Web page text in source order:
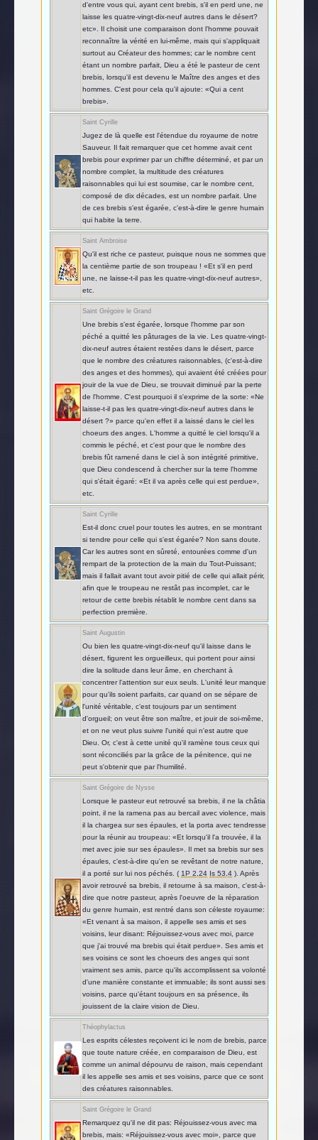
d'entre vous qui, ayant cent brebis, s'il en perd une, ne
laisse les quatre-vingt-dix-neuf autres dans le désert?
etc». Il choisit une comparaison dont l'homme pouvait
reconnaître la vérité en lui-même, mais qui s'appliquait
surtout au Créateur des hommes; car le nombre cent
étant un nombre parfait, Dieu a été le pasteur de cent
brebis, lorsqu'il est devenu le Maître des anges et des
hommes. C'est pour cela qu'il ajoute: «Qui a cent
brebis».
Saint Cyrille
Jugez de là quelle est l'étendue du royaume de notre
Sauveur. Il fait remarquer que cet homme avait cent
brebis pour exprimer par un chiffre déterminé, et par un
nombre complet, la multitude des créatures
raisonnables qui lui est soumise, car le nombre cent,
composé de dix décades, est un nombre parfait. Une
de ces brebis s'est égarée, c'est-à-dire le genre humain
qui habite la terre.
Saint Ambroise
Qu'il est riche ce pasteur, puisque nous ne sommes que
la centième partie de son troupeau ! «Et s'il en perd
une, ne laisse-t-il pas les quatre-vingt-dix-neuf autres»,
etc.
Saint Grégoire le Grand
Une brebis s'est égarée, lorsque l'homme par son
péché a quitté les pâturages de la vie. Les quatre-vingt-
dix-neuf autres étaient restées dans le désert, parce
que le nombre des créatures raisonnables, (c'est-à-dire
des anges et des hommes), qui avaient été créées pour
jouir de la vue de Dieu, se trouvait diminué par la perte
de l'homme. C'est pourquoi il s'exprime de la sorte: «Ne
laisse-t-il pas les quatre-vingt-dix-neuf autres dans le
désert ?» parce qu'en effet il a laissé dans le ciel les
choeurs des anges. L'homme a quitté le ciel lorsqu'il a
commis le péché, et c'est pour que le nombre des
brebis fût ramené dans le ciel à son intégrité primitive,
que Dieu condescend à chercher sur la terre l'homme
qui s'était égaré: «Et il va après celle qui est perdue»,
etc.
Saint Cyrille
Est-il donc cruel pour toutes les autres, en se montrant
si tendre pour celle qui s'est égarée? Non sans doute.
Car les autres sont en sûreté, entourées comme d'un
rempart de la protection de la main du Tout-Puissant;
mais il fallait avant tout avoir pitié de celle qui allait périr,
afin que le troupeau ne restât pas incomplet, car le
retour de cette brebis rétablit le nombre cent dans sa
perfection première.
Saint Augustin
Ou bien les quatre-vingt-dix-neuf qu'il laisse dans le
désert, figurent les orgueilleux, qui portent pour ainsi
dire la solitude dans leur âme, en cherchant à
concentrer l'attention sur eux seuls. L'unité leur manque
pour qu'ils soient parfaits, car quand on se sépare de
l'unité véritable, c'est toujours par un sentiment
d'orgueil; on veut être son maître, et jouir de soi-même,
et on ne veut plus suivre l'unité qui n'est autre que
Dieu. Or, c'est à cette unité qu'il ramène tous ceux qui
sont réconciliés par la grâce de la pénitence, qui ne
peut s'obtenir que par l'humilité.
Saint Grégoire de Nysse
Lorsque le pasteur eut retrouvé sa brebis, il ne la châtia
point, il ne la ramena pas au bercail avec violence, mais
il la chargea sur ses épaules, et la porta avec tendresse
pour la réunir au troupeau: «Et lorsqu'il l'a trouvée, il la
met avec joie sur ses épaules». Il met sa brebis sur ses
épaules, c'est-à-dire qu'en se revêtant de notre nature,
il a porté sur lui nos péchés. ( 1P 2,24 Is 53,4 ). Après
avoir retrouvé sa brebis, il retourne à sa maison, c'est-à-
dire que notre pasteur, après l'oeuvre de la réparation
du genre humain, est rentré dans son céleste royaume:
«Et venant à sa maison, il appelle ses amis et ses
voisins, leur disant: Réjouissez-vous avec moi, parce
que j'ai trouvé ma brebis qui était perdue». Ses amis et
ses voisins ce sont les choeurs des anges qui sont
vraiment ses amis, parce qu'ils accomplissent sa volonté
d'une manière constante et immuable; ils sont aussi ses
voisins, parce qu'étant toujours en sa présence, ils
jouissent de la claire vision de Dieu.
Théophylactus
Les esprits célestes reçoivent ici le nom de brebis, parce
que toute nature créée, en comparaison de Dieu, est
comme un animal dépourvu de raison, mais cependant
il les appelle ses amis et ses voisins, parce que ce sont
des créatures raisonnables.
Saint Grégoire le Grand
Remarquez qu'il ne dit pas: Réjouissez-vous avec ma
brebis, mais: «Réjouissez-vous avec moi», parce que